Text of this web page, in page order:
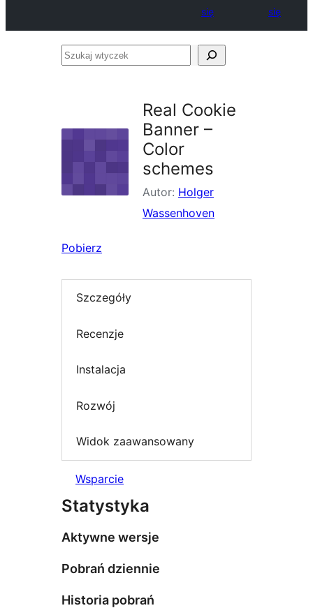
się
się
Szukaj
Real Cookie
Banner –
Color
schemes
Autor: Holger
Wassenhoven
Pobierz
Szczegóły
Recenzje
Instalacja
Rozwój
Widok zaawansowany
Wsparcie
Statystyka
Aktywne wersje
Pobrań dziennie
Historia pobrań